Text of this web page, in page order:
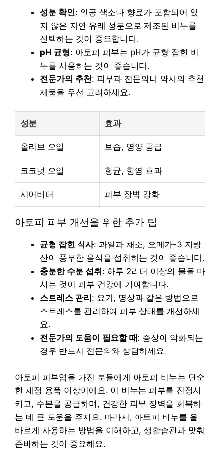
성분 확인: 인공 색소나 향료가 포함되어 있
지 않은 자연 유래 성분으로 제조된 비누를
선택하는 것이 중요합니다.
pH 균형: 아토피 피부는 pH가 균형 잡힌 비
누를 사용하는 것이 좋습니다.
전문가의 추천: 피부과 전문의나 약사의 추천
제품을 우선 고려하세요.
성분 효과
올리브 오일 보습, 영양 공급
코코넛 오일 항균, 항염 효과
시어버터 피부 장벽 강화
아토피 피부 개선을 위한 추가 팁
균형 잡힌 식사: 과일과 채소, 오메가-3 지방
산이 풍부한 음식을 섭취하는 것이 좋습니다.
충분한 수분 섭취 : 하루 2리터 이상의 물을 마
시는 것이 피부 건강에 기여합니다.
스트레스 관리 : 요가, 명상과 같은 방법으로
스트레스를 관리하여 피부 상태를 개선하세
요.
전문가의 도움이 필요할 때 : 증상이 악화되는
경우 반드시 전문의와 상담하세요.
아토피 피부염을 가진 분들에게 아토피 비누는 단순
한 세정 용품 이상이에요. 이 비누는 피부를 진정시
키고, 수분을 공급하며, 건강한 피부 장벽을 회복하
는 데 큰 도움을 주지요. 따라서, 아토피 비누를 올
바르게 사용하는 방법을 이해하고, 생활습관과 맞춰
준비하는 것이 중요해요.